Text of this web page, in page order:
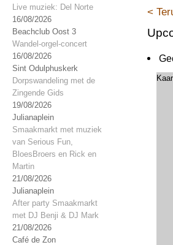
Live muziek: Del Norte
16/08/2026
Beachclub Oost 3
Wandel-orgel-concert
16/08/2026
Sint Odulphuskerk
Dorpswandeling met de
Zingende Gids
19/08/2026
Julianaplein
Smaakmarkt met muziek
van Serious Fun,
BloesBroers en Rick en
Martin
21/08/2026
Julianaplein
After party Smaakmarkt
met DJ Benji & DJ Mark
21/08/2026
Café de Zon
<